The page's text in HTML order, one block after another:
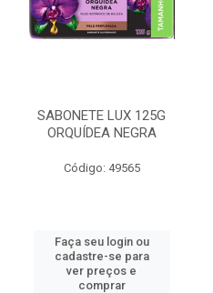
SABONETE LUX 125G
ORQUÍDEA NEGRA
Código: 49565
Faça seu login ou
cadastre-se para
ver preços e
comprar